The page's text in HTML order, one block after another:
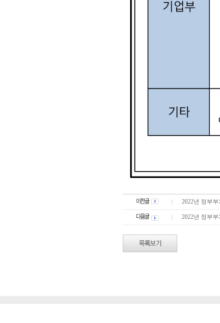
2022년 정부
2022년 정부